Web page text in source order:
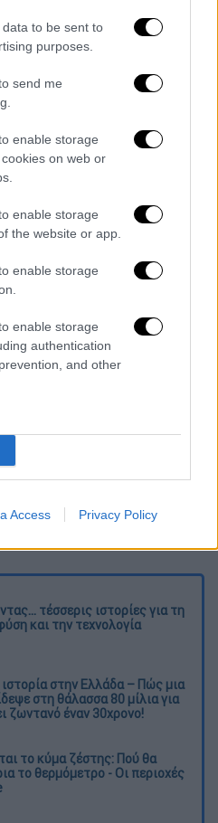
to be sent to
purposes.
send me
enable storage
on web or
enable storage
the website or app.
enable storage
enable storage
authentication
and other
Access Privacy Policy
ότι η Μοκ την
, ζητώντας της να
η οποία εργαζόταν
οικογένειας μετά
φυλακίστηκε με
δολαρίων
. Ο
της Άβερς έρχεται σε
σχέση» που
και κόρη στα μέσα
άμεσα με δική σας ευθύνη. Το
καταχώρηση
τέσσερις ιστορίες για τη
και την τεχνολογία
στην Ελλάδα – Πώς μια
στη θάλασσα 80 μίλια για
ζωντανό έναν 30χρονο!
το κύμα ζέστης: Πού θα
το θερμόμετρο - Οι περιοχές